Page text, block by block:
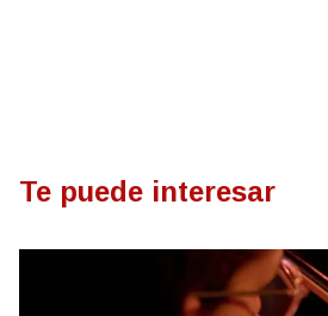
Te puede interesar